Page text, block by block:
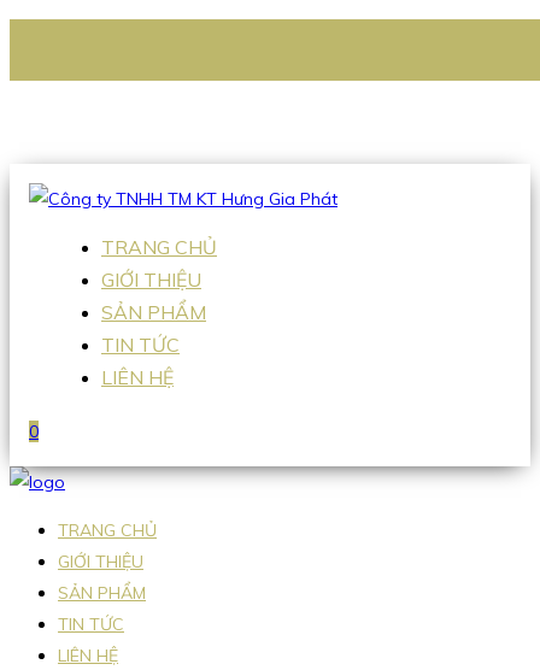
Hotline:0938 336 079
TRANG CHỦ
GIỚI THIỆU
SẢN PHẨM
TIN TỨC
LIÊN HỆ
0
TRANG CHỦ
GIỚI THIỆU
SẢN PHẨM
TIN TỨC
LIÊN HỆ